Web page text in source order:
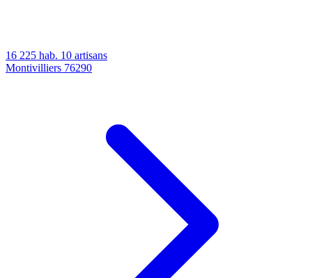
16 225 hab. 10 artisans
Montivilliers 76290